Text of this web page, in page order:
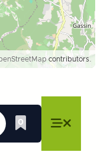
contributors.
le menu
0
Liste de